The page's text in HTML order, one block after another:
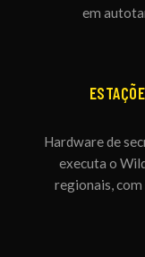
em
Hardware de
executa o
regionais,